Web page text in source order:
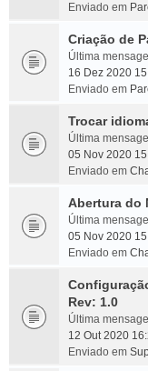
Enviado em
Criação de
Última
16 Dez 2020
Enviado em
Trocar
Última
05 Nov 2020
Enviado em
Abertura do
Última
05 Nov 2020
Enviado em
Rev: 1.0
Última
12 Out 2020
Enviado em